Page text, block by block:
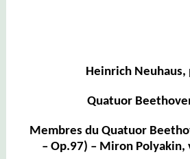
Heinrich Neuhaus,
Quatuor
Membres du Quatuor
– Op.97) – Miron Polyakin,